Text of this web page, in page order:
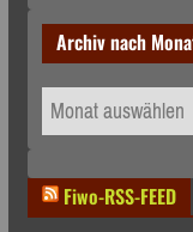
Archiv nach
Archiv
nach
Fiwo-RSS-FEED